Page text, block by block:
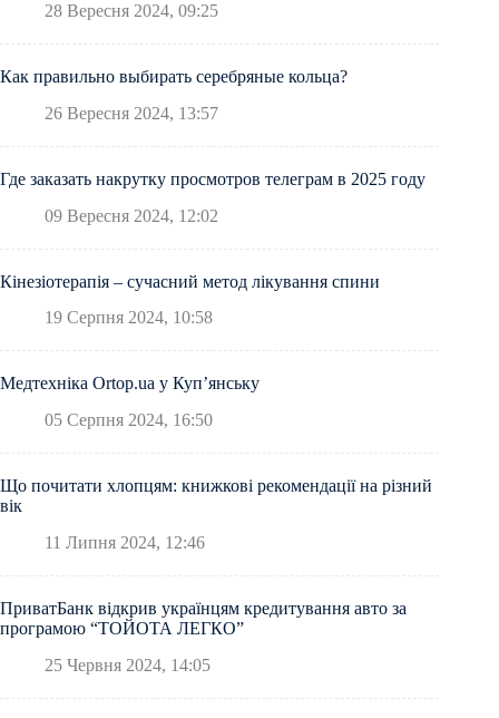
28 Вересня 2024, 09:25
Как правильно выбирать серебряные кольца?
26 Вересня 2024, 13:57
Где заказать накрутку просмотров телеграм в 2025 году
09 Вересня 2024, 12:02
Кінезіотерапія – сучасний метод лікування спини
19 Серпня 2024, 10:58
Медтехніка Ortop.ua у Куп’янську
05 Серпня 2024, 16:50
Що почитати хлопцям: книжкові рекомендації на різний
вік
11 Липня 2024, 12:46
ПриватБанк відкрив українцям кредитування авто за
програмою “ТОЙОТА ЛЕГКО”
25 Червня 2024, 14:05